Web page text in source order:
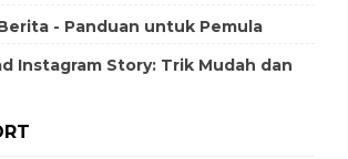
- Panduan untuk Pemula
Instagram Story: Trik Mudah dan